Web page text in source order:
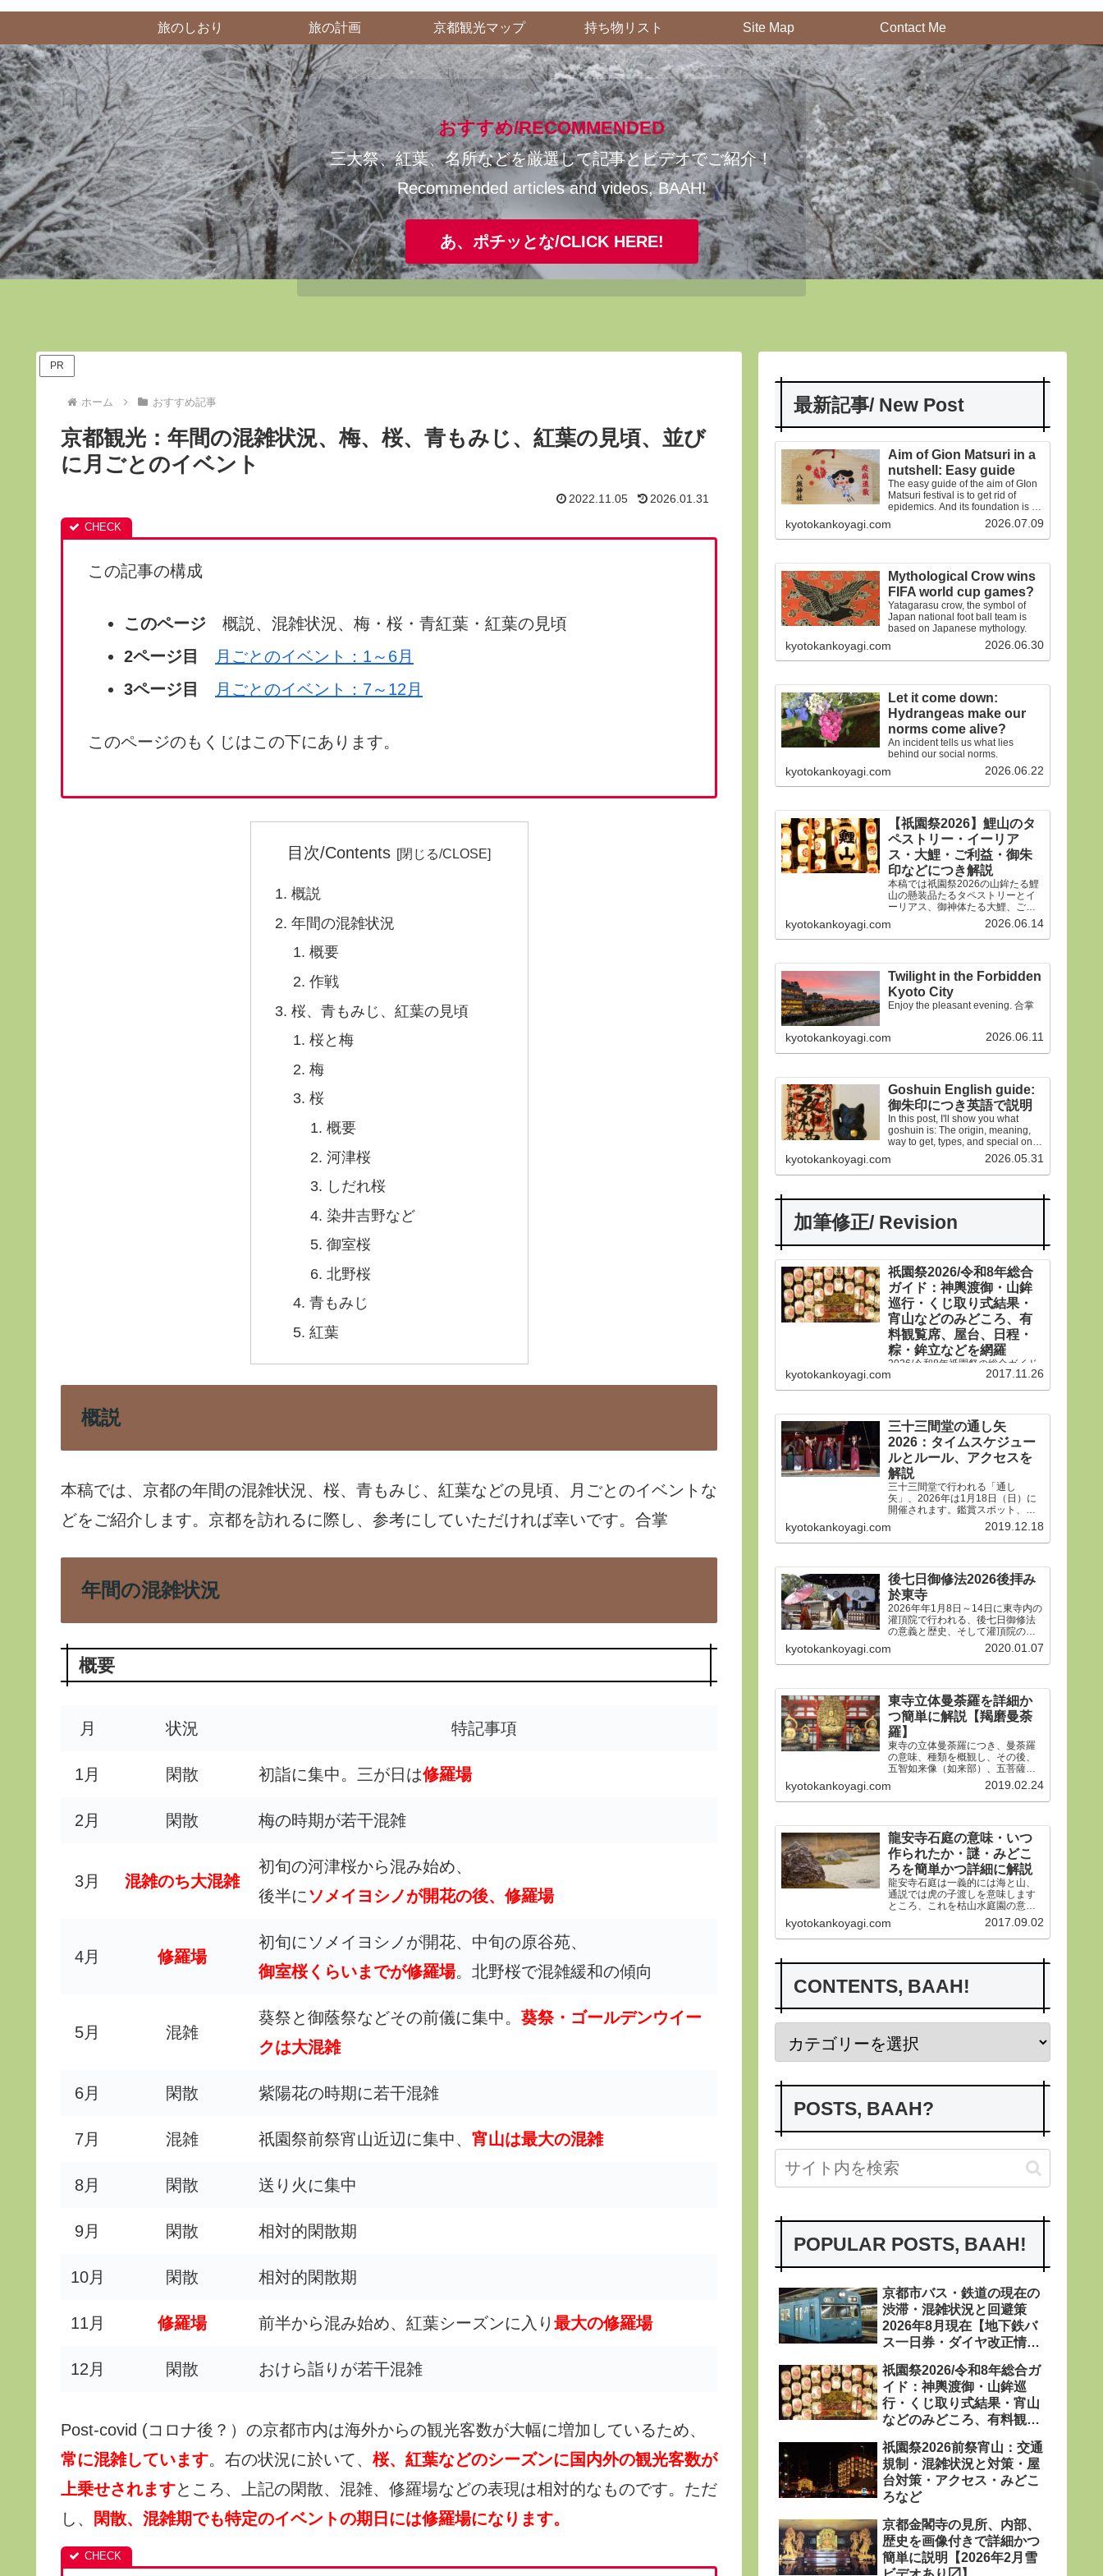
旅のしおり 旅の計画 京都観光マップ 持ち物リスト Site Map Contact Me
おすすめ/RECOMMENDED
三大祭、紅葉、名所などを厳選して記事とビデオでご紹介！
Recommended articles and videos, BAAH!
あ、ポチッとな/CLICK HERE!
PR
ホーム おすすめ記事
京都観光：年間の混雑状況、梅、桜、青もみじ、紅葉の見頃、並び
に月ごとのイベント
2022.11.05 2026.01.31
この記事の構成
このページ 概説、混雑状況、梅・桜・青紅葉・紅葉の見頃
2ページ目
月ごとのイベント：1～6月
3ページ目
月ごとのイベント：7～12月
このページのもくじはこの下にあります。
目次/Contents
概説
年間の混雑状況
概要
作戦
桜、青もみじ、紅葉の見頃
桜と梅
梅
桜
概要
河津桜
しだれ桜
染井吉野など
御室桜
北野桜
青もみじ
紅葉
概説
本稿では、京都の年間の混雑状況、桜、青もみじ、紅葉などの見頃、月ごとのイベントな
どをご紹介します。京都を訪れるに際し、参考にしていただければ幸いです。合掌
年間の混雑状況
概要
月 状況 特記事項
1月 閑散 初詣に集中。三が日は修羅場
2月 閑散 梅の時期が若干混雑
3月 混雑のち大混雑
初旬の河津桜から混み始め、
後半にソメイヨシノが開花の後、修羅場
4月 修羅場
初旬にソメイヨシノが開花、中旬の原谷苑、
御室桜くらいまでが修羅場。北野桜で混雑緩和の傾向
5月 混雑
葵祭と御蔭祭などその前儀に集中。 葵祭・ゴールデンウイー
クは大混雑
6月 閑散 紫陽花の時期に若干混雑
7月 混雑 祇園祭前祭宵山近辺に集中、 宵山は最大の混雑
8月 閑散 送り火に集中
9月 閑散 相対的閑散期
10月 閑散 相対的閑散期
11月 修羅場 前半から混み始め、紅葉シーズンに入り 最大の修羅場
12月 閑散 おけら詣りが若干混雑
Post-covid (コロナ後？）の京都市内は海外からの観光客数が大幅に増加しているため、
常に混雑しています。右の状況に於いて、 桜、紅葉などのシーズンに国内外の観光客数が
上乗せされますところ、上記の閑散、混雑、修羅場などの表現は相対的なものです。ただ
し、
閑散、混雑期でも特定のイベントの期日には修羅場になります。
最新記事/ New Post
Aim of Gion Matsuri in a
nutshell: Easy guide
The easy guide of the aim of GIon
Matsuri festival is to get rid of
epidemics. And its foundation is on
kyotokankoyagi.com 2026.07.09
Mythological Crow wins
FIFA world cup games?
Yatagarasu crow, the symbol of
Japan national foot ball team is
based on Japanese mythology.
kyotokankoyagi.com 2026.06.30
Let it come down:
Hydrangeas make our
norms come alive?
An incident tells us what lies
behind our social norms.
kyotokankoyagi.com 2026.06.22
【祇園祭2026】鯉山のタ
ペストリー・イーリア
ス・大鯉・ご利益・御朱
印などにつき解説
本稿では祇園祭2026の山鉾たる鯉
山の懸装品たるタペストリーとイ
ーリアス、御神体たる大鯉、ご利
益、御朱印などにつき詳細に解説
申しあげます。合掌
kyotokankoyagi.com 2026.06.14
Twilight in the Forbidden
Kyoto City
Enjoy the pleasant evening. 合掌
kyotokankoyagi.com 2026.06.11
Goshuin English guide:
御朱印につき英語で説明
In this post, I'll show you what
goshuin is: The origin, meaning,
way to get, types, and special ones
in Gion Matsuri festival.
kyotokankoyagi.com 2026.05.31
加筆修正/ Revision
祇園祭2026/令和8年総合
ガイド：神輿渡御・山鉾
巡行・くじ取り式結果・
宵山などのみどころ、有
料観覧席、屋台、日程・
粽・鉾立などを網羅
2026/令和8年祇園祭の総合ガイド
です。本年は神輿渡御、山鉾巡
行・神輿渡御などの行事の日程、
生稚児や久世駒形稚児、各山鉾や
御朱印、屋台や歩行者天国や交通
規制などのおすすめ情報です。
kyotokankoyagi.com 2017.11.26
三十三間堂の通し矢
2026：タイムスケジュー
ルとルール、アクセスを
解説
三十三間堂で行われる「通し
矢」、2026年は1月18日（日）に
開催されます。鑑賞スポット、タ
イムスケジュール、ルールや歴
史、そして三十三間堂の概要、ア
クセス方法などをご紹介します。
kyotokankoyagi.com 2019.12.18
後七日御修法2026後拝み
於東寺
2026年年1月8日～14日に東寺内の
灌頂院で行われる、後七日御修法
の意義と歴史、そして灌頂院の内
部で何をするのかを解説した後、
14日の「後拝み」での灌頂院参拝
方法などをご紹介します。合掌。
kyotokankoyagi.com 2020.01.07
東寺立体曼荼羅を詳細か
つ簡単に解説【羯磨曼荼
羅】
東寺の立体曼荼羅につき、曼荼羅
の意味、種類を概観し、その後、
五智如来像（如来部）、五菩薩像
（菩薩部）、五大明王像（明王
部）につき、21体すべて、一体ず
つ簡潔にわかりやすく解説しま
kyotokankoyagi.com 2019.02.24
龍安寺石庭の意味・いつ
作られたか・謎・みどこ
ろを簡単かつ詳細に解説
龍安寺石庭は一義的には海と山、
通説では虎の子渡しを意味します
ところ、これを枯山水庭園の意義
から詳らかにします。その後、い
つ作られたかなど龍安寺の歴史や
謎、みどころにつき紹介申し上げ
kyotokankoyagi.com 2017.09.02
CONTENTS, BAAH!
POSTS, BAAH?
POPULAR POSTS, BAAH!
京都市バス・鉄道の現在の
渋滞・混雑状況と回避策
2026年8月現在【地下鉄バ
ス一日券・ダイヤ改正情報
祇園祭2026/令和8年総合ガ
イド：神輿渡御・山鉾巡
行・くじ取り式結果・宵山
などのみどころ、有料観覧
などを網羅
祇園祭2026前祭宵山：交通
規制・混雑状況と対策・屋
台対策・アクセス・みどこ
ろなど
京都金閣寺の見所、内部、
歴史を画像付きで詳細かつ
簡単に説明【2026年2月雪